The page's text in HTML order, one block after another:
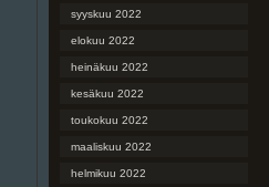
syyskuu 2022
elokuu 2022
heinäkuu 2022
kesäkuu 2022
toukokuu 2022
maaliskuu 2022
helmikuu 2022